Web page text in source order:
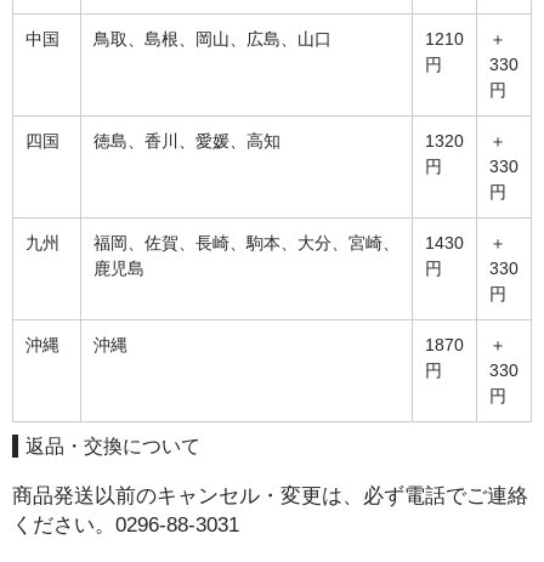
中国 鳥取、島根、岡山、広島、山口
1210
円
＋
330
円
四国 徳島、香川、愛媛、高知
1320
円
＋
330
円
九州
福岡、佐賀、長崎、駒本、大分、宮崎、
鹿児島
1430
円
＋
330
円
沖縄 沖縄
1870
円
＋
330
円
返品・交換について
商品発送以前のキャンセル・変更は、必ず電話でご連絡
ください。0296-88-3031